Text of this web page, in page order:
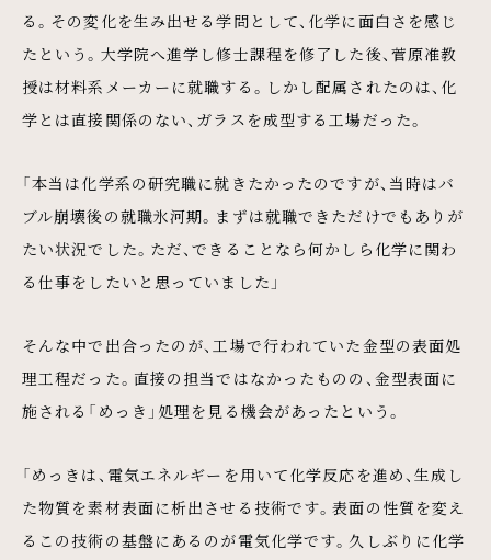
る。その変化を生み出せる学問として、化学に面白さを感じ
たという。大学院へ進学し修士課程を修了した後、菅原准教
授は材料系メーカーに就職する。しかし配属されたのは、化
学とは直接関係のない、ガラスを成型する工場だった。
「本当は化学系の研究職に就きたかったのですが、当時はバ
ブル崩壊後の就職氷河期。まずは就職できただけでもありが
たい状況でした。ただ、できることなら何かしら化学に関わ
る仕事をしたいと思っていました」
そんな中で出合ったのが、工場で行われていた金型の表面処
理工程だった。直接の担当ではなかったものの、金型表面に
施される「めっき」処理を見る機会があったという。
「めっきは、電気エネルギーを用いて化学反応を進め、生成し
た物質を素材表面に析出させる技術です。表面の性質を変え
るこの技術の基盤にあるのが電気化学です。久しぶりに化学